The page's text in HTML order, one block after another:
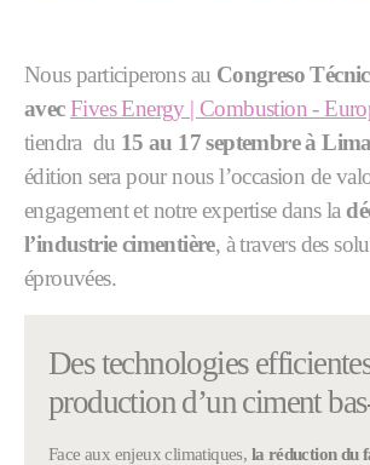
Nous participerons au Congreso
avec Fives Energy | Combustion -
tiendra du 15 au 17 septembre à
édition sera pour nous l’occasion de
engagement et notre expertise dans la
l’industrie cimentière, à travers des
éprouvées.
Des technologies
production d’un ciment
Face aux enjeux climatiques, la réduction du